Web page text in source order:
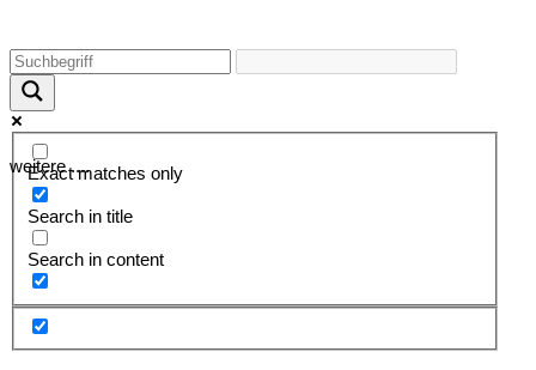
weitere ....
Exact matches only
Search in title
Search in content